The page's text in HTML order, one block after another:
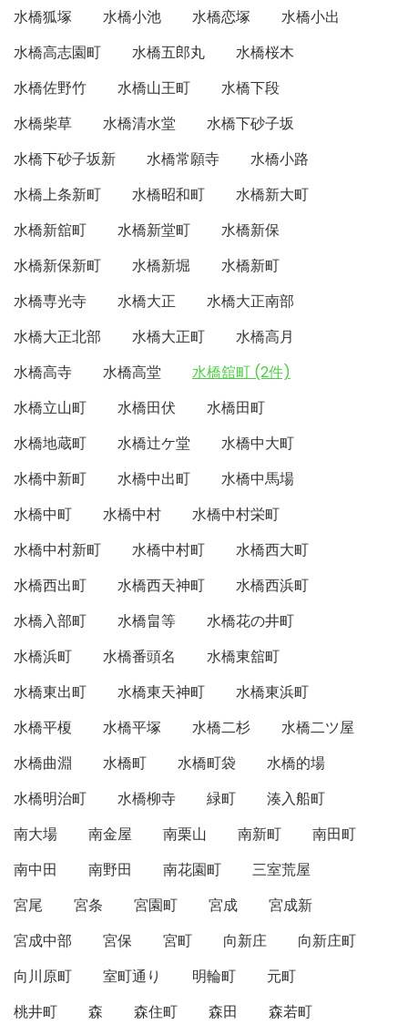
水橋狐塚
水橋小池 水橋恋塚
水橋小出
水橋高志園町
水橋五郎丸
水橋桜木
水橋佐野竹
水橋山王町
水橋下段
水橋柴草
水橋清水堂
水橋下砂子坂
水橋下砂子坂新
水橋常願寺
水橋小路
水橋上条新町
水橋昭和町
水橋新大町
水橋新舘町
水橋新堂町
水橋新保
水橋新保新町
水橋新堀
水橋新町
水橋専光寺
水橋大正
水橋大正南部
水橋大正北部
水橋大正町
水橋高月
水橋高寺
水橋高堂
水橋舘町 (2件)
水橋立山町
水橋田伏
水橋田町
水橋地蔵町
水橋辻ケ堂
水橋中大町
水橋中新町
水橋中出町
水橋中馬場
水橋中町
水橋中村
水橋中村栄町
水橋中村新町
水橋中村町
水橋西大町
水橋西出町
水橋西天神町
水橋西浜町
水橋入部町
水橋畠等
水橋花の井町
水橋浜町
水橋番頭名
水橋東舘町
水橋東出町
水橋東天神町
水橋東浜町
水橋平榎
水橋平塚 水橋二杉
水橋二ツ屋
水橋曲淵
水橋町 水橋町袋
水橋的場
水橋明治町
水橋柳寺 緑町
湊入船町
南大場
南金屋 南栗山 南新町
南田町
南中田
南野田 南花園町
三室荒屋
宮尾
宮条 宮園町 宮成
宮成新
宮成中部
宮保 宮町 向新庄
向新庄町
向川原町
室町通り 明輪町
元町
桃井町
森 森住町 森田 森若町